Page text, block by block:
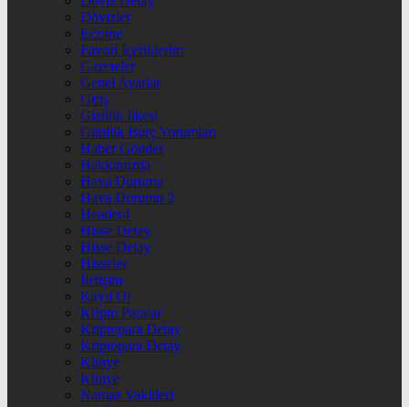
Dövizler
Eczane
Favori İçeriklerim
Gazeteler
Genel Ayarlar
Giriş
Gizlilik İlkesi
Günlük Burç Yorumları
Haber Gönder
Hakkımızda
Hava Durumu
Hava Durumu 2
Header4
Hisse Detay
Hisse Detay
Hisseler
İletişim
Kayıt Ol
Kripto Paralar
Kriptopara Detay
Kriptopara Detay
Künye
Künye
Namaz Vakitleri